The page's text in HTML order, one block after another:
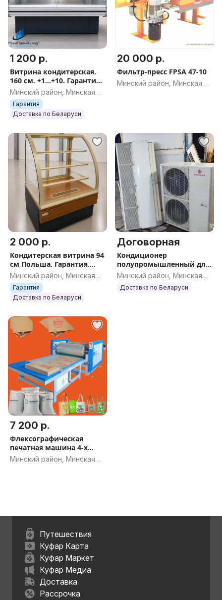
1 200 р.
Витрина кондитерская.
160 см. +1...+10. Гарантия.
Доставка.
Минский район, Минская
обл.
Гарантия
Доставка по Беларуси
20 000 р.
Фильтр-пресс FPSA 47-10
Минский район, Минская
2 000 р.
Кондитерская витрина 94
см Польша. Гарантия.
Доставка.
Минский район, Минская
обл.
Гарантия
Доставка по Беларуси
Договорная
Кондиционер
полупромышленный для
охлаждения или
обогрева больших
помещений
Минский район, Минская
обл.
Доставка по Беларуси
7 200 р.
Флексографическая
печатная машина 4-х
цветная
Минский район, Минская
Путешествия
Куфар Карта
Куфар Маркет
Куфар Медиа
Доставка
Рассрочка